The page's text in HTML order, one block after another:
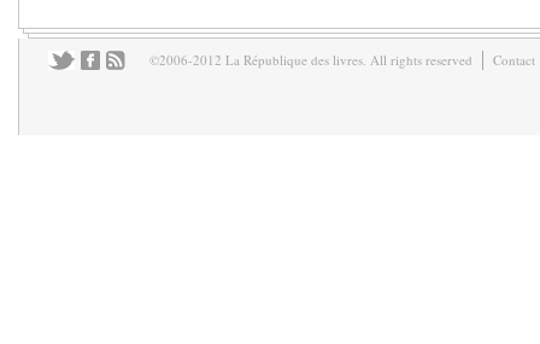
©2006-2012 La République des livres. All rights reserved Contact